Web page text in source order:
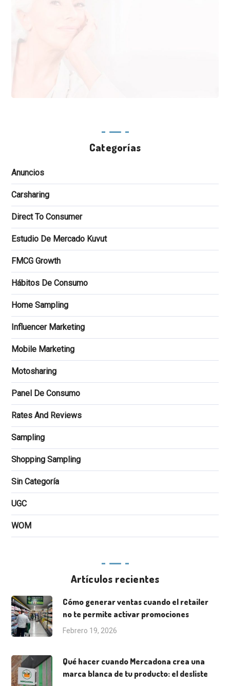
Categorías
Anuncios
Carsharing
Direct To Consumer
Estudio De Mercado Kuvut
FMCG Growth
Hábitos De Consumo
Home Sampling
Influencer Marketing
Mobile Marketing
Motosharing
Panel De Consumo
Rates And Reviews
Sampling
Shopping Sampling
Sin Categoría
UGC
WOM
Artículos recientes
Cómo generar ventas cuando el retailer
no te permite activar promociones
Febrero 19, 2026
Qué hacer cuando Mercadona crea una
marca blanca de tu producto: el desliste